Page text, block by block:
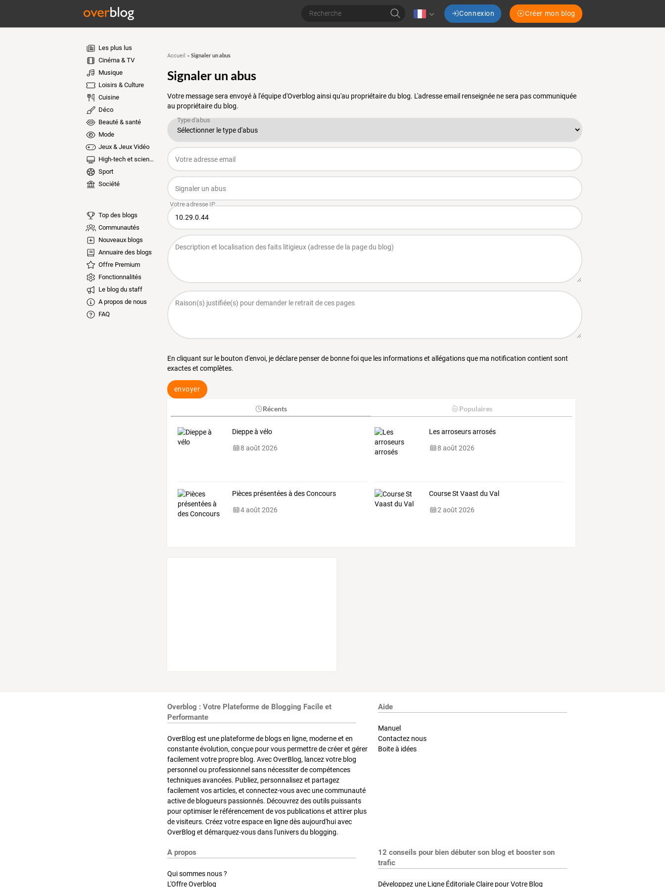
Connexion Créer mon blog
Les plus lus
Cinéma & TV
Musique
Loisirs & Culture
Cuisine
Déco
Beauté & santé
Mode
Jeux & Jeux Vidéo
High-tech et sciences
Sport
Société
Top des blogs
Communautés
Nouveaux blogs
Annuaire des blogs
Offre Premium
Fonctionnalités
Le blog du staff
A propos de nous
FAQ
Accueil » Signaler un abus
Signaler un abus
Votre message sera envoyé à l'équipe d'Overblog ainsi qu'au propriétaire du blog. L'adresse email renseignée ne sera pas communiquée
au propriétaire du blog.
En cliquant sur le bouton d'envoi, je déclare penser de bonne foi que les informations et allégations que ma notification contient sont
exactes et complètes.
envoyer
Récents Populaires
Dieppe à vélo
8 août 2026
Les arroseurs arrosés
8 août 2026
Pièces présentées à des Concours
4 août 2026
Course St Vaast du Val
2 août 2026
Overblog : Votre Plateforme de Blogging Facile et
Performante
OverBlog est une plateforme de blogs en ligne, moderne et en
constante évolution, conçue pour vous permettre de créer et gérer
facilement votre propre blog. Avec OverBlog, lancez votre blog
personnel ou professionnel sans nécessiter de compétences
techniques avancées. Publiez, personnalisez et partagez
facilement vos articles, et connectez-vous avec une communauté
active de blogueurs passionnés. Découvrez des outils puissants
pour optimiser le référencement de vos publications et attirer plus
de visiteurs. Créez votre espace en ligne dès aujourd'hui avec
OverBlog et démarquez-vous dans l'univers du blogging.
Aide
Manuel
Contactez nous
Boite à idées
A propos
Qui sommes nous ?
L'Offre Overblog
12 conseils pour bien débuter son blog et booster son
trafic
Développez une Ligne Éditoriale Claire pour Votre Blog